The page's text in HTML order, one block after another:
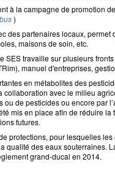
à la campagne de promotion
)
des partenaires locaux, permet
maisons de soin, etc.
SES travaille sur plusieurs
manuel d'entreprises,
en métabolites des
avec le milieu
de pesticides ou encore par
mis en place afin de réduire
futures.
protections, pour lesquelles
qualité des eaux souterraines.
grand-ducal en 2014.